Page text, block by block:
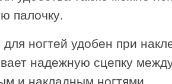
палочку.
для ногтей удобен при
надежную сцепку
и накладным ногтями.